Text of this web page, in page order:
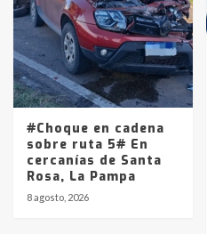
#Choque en cadena
sobre ruta 5# En
cercanías de Santa
Rosa, La Pampa
8 agosto, 2026